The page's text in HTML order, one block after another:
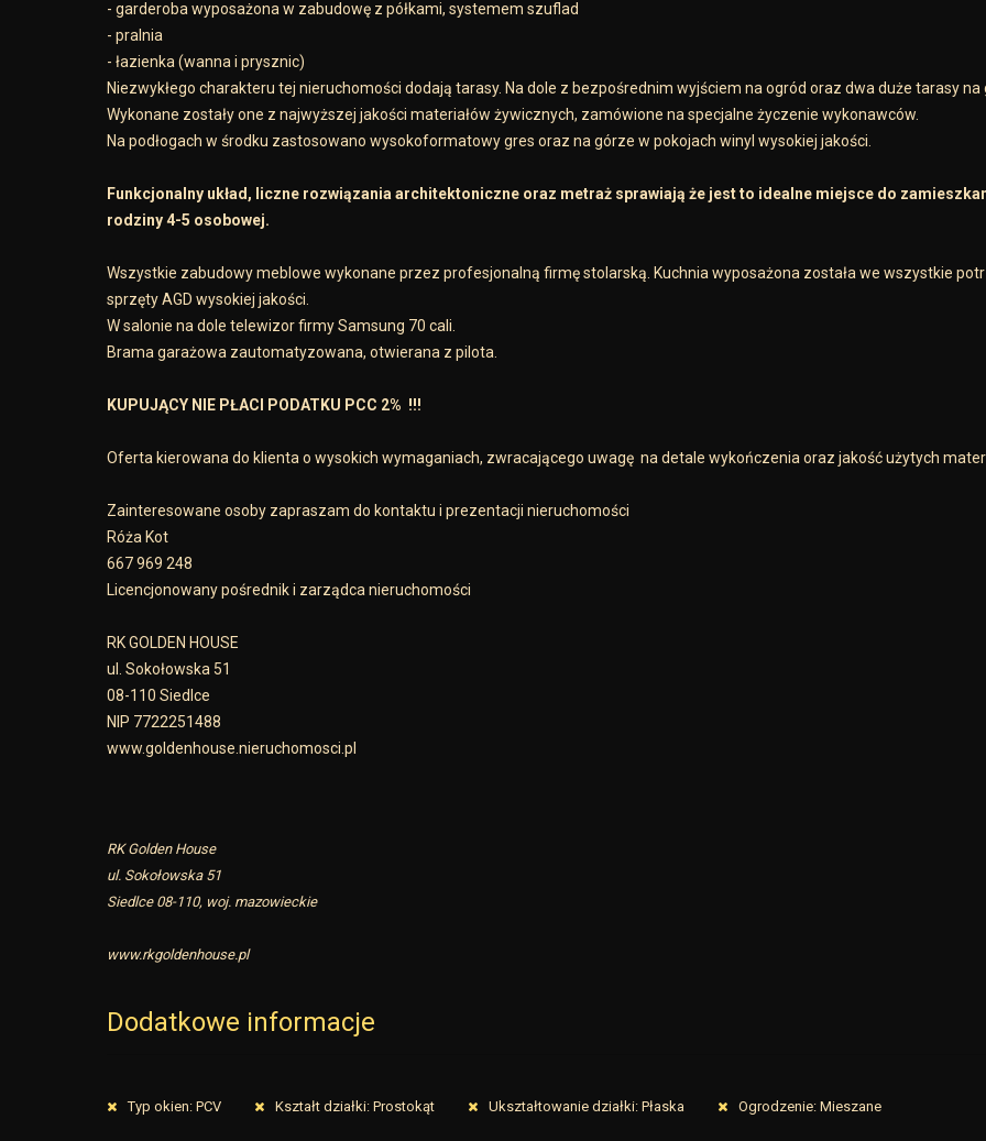
- garderoba wyposażona w zabudowę z półkami, systemem szuflad
- pralnia
- łazienka (wanna i prysznic)
Niezwykłego charakteru tej nieruchomości dodają tarasy. Na dole z bezpośrednim wyjściem na ogród oraz dwa duże tarasy na
Wykonane zostały one z najwyższej jakości materiałów żywicznych, zamówione na specjalne życzenie wykonawców.
Na podłogach w środku zastosowano wysokoformatowy gres oraz na górze w pokojach winyl wysokiej jakości.
Funkcjonalny układ, liczne rozwiązania architektoniczne oraz metraż sprawiają że jest to idealne miejsce do
rodziny 4-5 osobowej.
Wszystkie zabudowy meblowe wykonane przez profesjonalną firmę stolarską. Kuchnia wyposażona została we wszystkie
sprzęty AGD wysokiej jakości.
W salonie na dole telewizor firmy Samsung 70 cali.
Brama garażowa zautomatyzowana, otwierana z pilota.
KUPUJĄCY NIE PŁACI PODATKU PCC 2% !!!
Oferta kierowana do klienta o wysokich wymaganiach, zwracającego uwagę na detale wykończenia oraz jakość użytych
Zainteresowane osoby zapraszam do kontaktu i prezentacji nieruchomości
Róża Kot
667 969 248
Licencjonowany pośrednik i zarządca nieruchomości
RK GOLDEN HOUSE
ul. Sokołowska 51
08-110 Siedlce
NIP 7722251488
www.goldenhouse.nieruchomosci.pl
RK Golden House
ul. Sokołowska 51
Siedlce 08-110, woj. mazowieckie
www.rkgoldenhouse.pl
Dodatkowe informacje
Typ okien: PCV Kształt działki: Prostokąt Ukształtowanie działki: Płaska Ogrodzenie: Mieszane